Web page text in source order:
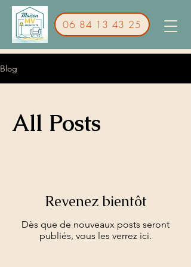
06 84 13 43 25
Blog
All Posts
Revenez bientôt
Dès que de nouveaux posts seront
publiés, vous les verrez ici.